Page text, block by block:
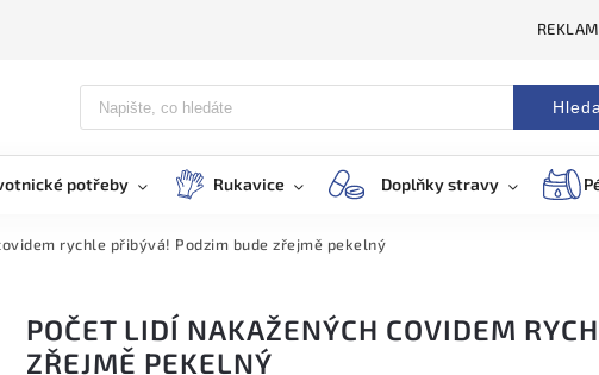
potřeby Rukavice Doplňky stravy
rychle přibývá! Podzim bude zřejmě pekelný
POČET LIDÍ NAKAŽENÝCH COVIDEM
ZŘEJMĚ PEKELNÝ